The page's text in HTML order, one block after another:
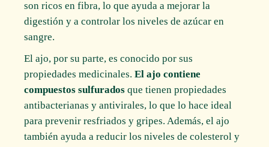
son ricos en fibra, lo que ayuda a mejorar la
digestión y a controlar los niveles de azúcar en
sangre.
El ajo, por su parte, es conocido por sus
propiedades medicinales.El ajo contiene
compuestos sulfurados que tienen propiedades
antibacterianas y antivirales, lo que lo hace ideal
para prevenir resfriados y gripes. Además, el ajo
también ayuda a reducir los niveles de colesterol y